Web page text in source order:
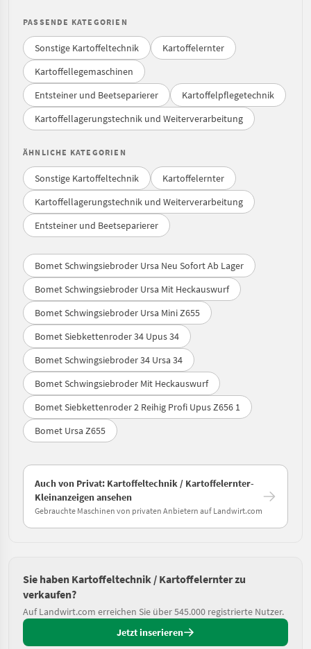
PASSENDE KATEGORIEN
Sonstige Kartoffeltechnik
Kartoffelernter
Kartoffellegemaschinen
Entsteiner und Beetseparierer
Kartoffelpflegetechnik
Kartoffellagerungstechnik und Weiterverarbeitung
ÄHNLICHE KATEGORIEN
Sonstige Kartoffeltechnik
Kartoffelernter
Kartoffellagerungstechnik und Weiterverarbeitung
Entsteiner und Beetseparierer
Bomet Schwingsiebroder Ursa Neu Sofort Ab Lager
Bomet Schwingsiebroder Ursa Mit Heckauswurf
Bomet Schwingsiebroder Ursa Mini Z655
Bomet Siebkettenroder 34 Upus 34
Bomet Schwingsiebroder 34 Ursa 34
Bomet Schwingsiebroder Mit Heckauswurf
Bomet Siebkettenroder 2 Reihig Profi Upus Z656 1
Bomet Ursa Z655
Auch von Privat: Kartoffeltechnik / Kartoffelernter-
Kleinanzeigen ansehen
Gebrauchte Maschinen von privaten Anbietern auf Landwirt.com
Sie haben Kartoffeltechnik / Kartoffelernter zu
verkaufen?
Auf Landwirt.com erreichen Sie über 545.000 registrierte Nutzer.
Jetzt inserieren